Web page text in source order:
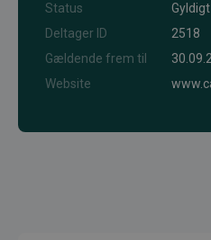
Status
Deltager ID
2518
Gældende frem til
Website